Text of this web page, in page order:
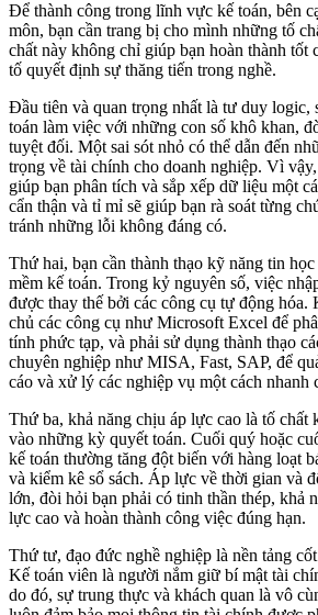
Để thành công trong lĩnh vực kế toán, bên
môn, bạn cần trang bị cho mình những tố
chất này không chỉ giúp bạn hoàn thành tốt
tố quyết định sự thăng tiến trong nghề.
Đầu tiên và quan trọng nhất là tư duy logic,
toán làm việc với những con số khô khan,
tuyệt đối. Một sai sót nhỏ có thể dẫn đến
trọng về tài chính cho doanh nghiệp. Vì
giúp bạn phân tích và sắp xếp dữ liệu một
cẩn thận và tỉ mỉ sẽ giúp bạn rà soát từng
tránh những lỗi không đáng có.
Thứ hai, bạn cần thành thạo kỹ năng tin
mềm kế toán. Trong kỷ nguyên số, việc
được thay thế bởi các công cụ tự động hóa.
chủ các công cụ như Microsoft Excel để
tính phức tạp, và phải sử dụng thành thạo
chuyên nghiệp như MISA, Fast, SAP, để
cáo và xử lý các nghiệp vụ một cách nhanh
Thứ ba, khả năng chịu áp lực cao là tố chất
vào những kỳ quyết toán. Cuối quý hoặc
kế toán thường tăng đột biến với hàng loạt
và kiểm kê sổ sách. Áp lực về thời gian và
lớn, đòi hỏi bạn phải có tinh thần thép, khả
lực cao và hoàn thành công việc đúng hạn.
Thứ tư, đạo đức nghề nghiệp là nền tảng
Kế toán viên là người nắm giữ bí mật tài
do đó, sự trung thực và khách quan là vô